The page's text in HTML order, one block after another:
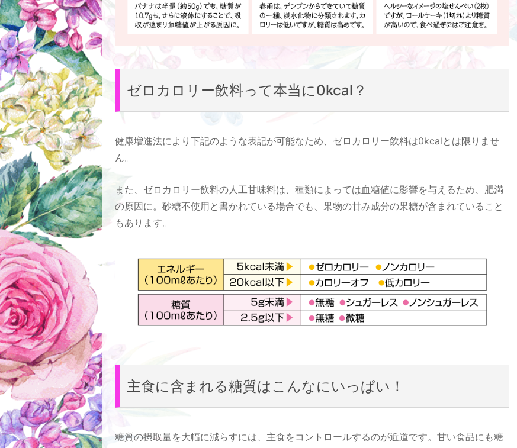
ゼロカロリー飲料って本当に0kcal？
健康増進法により下記のような表記が可能なため、ゼロカロリー飲料は0kcalとは限りませ
ん。
また、ゼロカロリー飲料の人工甘味料は、種類によっては血糖値に影響を与えるため、肥満
の原因に。砂糖不使用と書かれている場合でも、果物の甘み成分の果糖が含まれていること
もあります。
主食に含まれる糖質はこんなにいっぱい！
糖質の摂取量を大幅に減らすには、主食をコントロールするのが近道です。甘い食品にも糖